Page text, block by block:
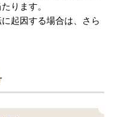
ります。
起因する場合は、さら